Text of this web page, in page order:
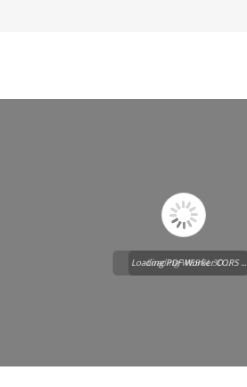
Loading WEBGL 3D ...
Loading PDF Worker CORS ...